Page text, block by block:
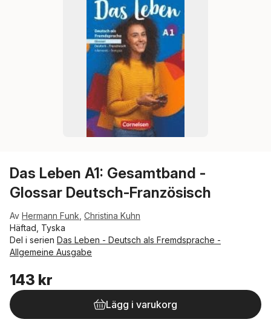
Das Leben A1: Gesamtband -
Glossar Deutsch-Französisch
Av Hermann Funk Christina Kuhn
Häftad, Tyska
Del i serien Das Leben - Deutsch als Fremdsprache -
Allgemeine Ausgabe
143 kr
Lägg i varukorg